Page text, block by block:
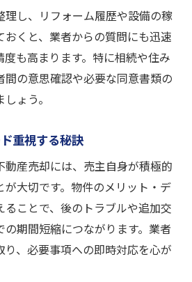
理し、リフォーム履歴や設備の稼
おくと、業者からの質問にも迅速
度も高まります。特に相続や住み
間の意思確認や必要な同意書類の
ょう。
重視する秘訣
動産売却には、売主自身が積極的
が大切です。物件のメリット・デ
ることで、後のトラブルや追加交
の期間短縮につながります。業者
り、必要事項への即時対応を心が